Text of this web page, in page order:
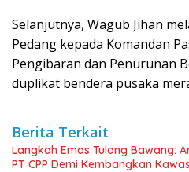
Selanjutnya, Wagub Jihan
Pedang kepada Komandan
Pengibaran dan Penurunan
duplikat bendera pusaka
Berita Terkait
Langkah Emas Tulang Bawang:
PT CPP Demi Kembangkan